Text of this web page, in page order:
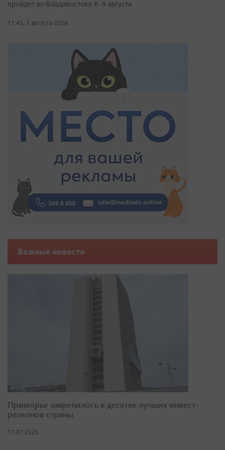
пройдет во Владивостоке 8–9 августа
11:45, 3 августа 2026
Важные новости
Приморье закрепилось в десятке лучших инвест-
регионов страны
17.07.2026